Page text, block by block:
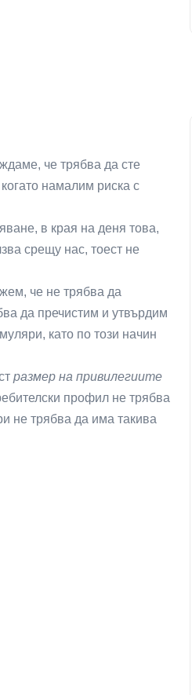
че трябва да сте
намалим риска с
в края на деня това,
срещу нас, тоест не
че не трябва да
да пречистим и утвърдим
като по този начин
размер на привилегиите
профил не трябва
не трябва да има такива